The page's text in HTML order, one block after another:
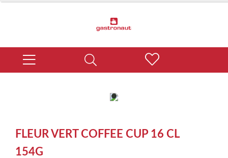
item
of
1
FLEUR VERT COFFEE CUP 16 CL
154G